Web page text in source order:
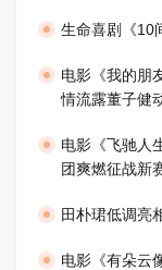
生命喜剧《10
电影《我的朋
情流露董子健
电影《飞驰人
团爽燃征战新
田朴珺低调亮
电影《有朵云